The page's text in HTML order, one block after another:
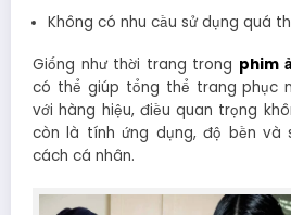
Không có nhu cầu sử dụng quá
Giống như thời trang trong phim
có thể giúp tổng thể trang phục
với hàng hiệu, điều quan trọng
còn là tính ứng dụng, độ bền và
cách cá nhân.